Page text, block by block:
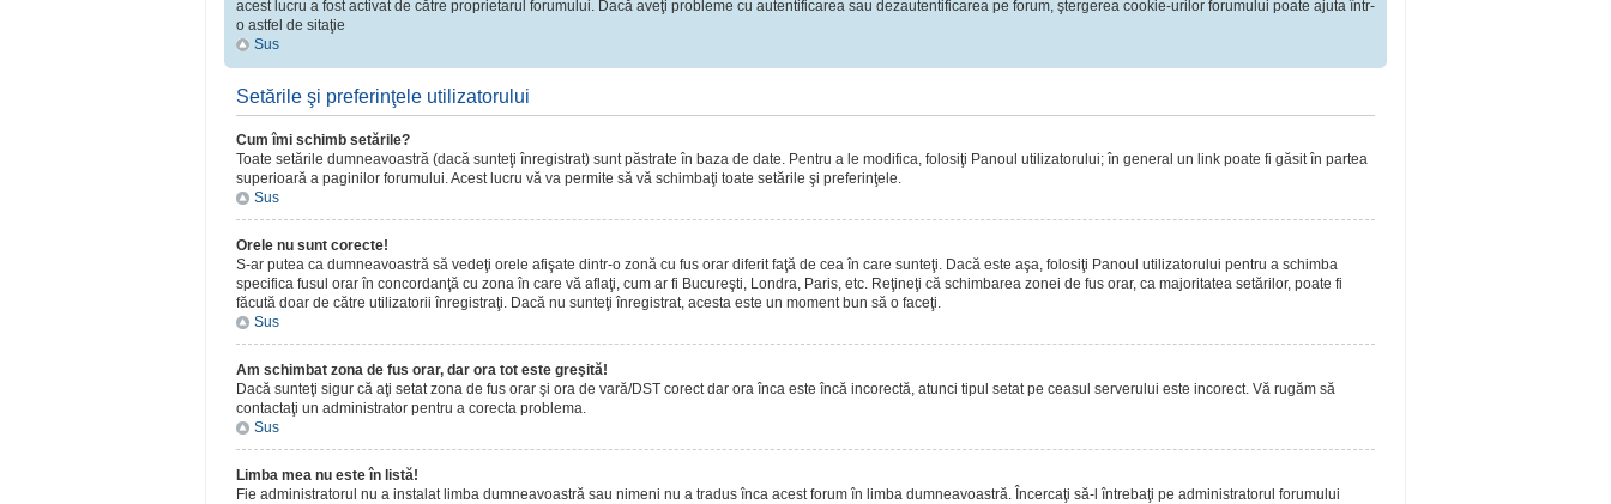
acest lucru a fost activat de către proprietarul forumului. Dacă aveţi probleme cu autentificarea sau dezautentificarea pe forum, ştergerea cookie-urilor forumului poate ajuta într-
o astfel de sitaţie
Sus
Setările şi preferinţele utilizatorului
Cum îmi schimb setările?
Toate setările dumneavoastră (dacă sunteţi înregistrat) sunt păstrate în baza de date. Pentru a le modifica, folosiţi Panoul utilizatorului; în general un link poate fi găsit în partea
superioară a paginilor forumului. Acest lucru vă va permite să vă schimbaţi toate setările şi preferinţele.
Sus
Orele nu sunt corecte!
S-ar putea ca dumneavoastră să vedeţi orele afişate dintr-o zonă cu fus orar diferit faţă de cea în care sunteţi. Dacă este aşa, folosiţi Panoul utilizatorului pentru a schimba
specifica fusul orar în concordanţă cu zona în care vă aflaţi, cum ar fi Bucureşti, Londra, Paris, etc. Reţineţi că schimbarea zonei de fus orar, ca majoritatea setărilor, poate fi
făcută doar de către utilizatorii înregistraţi. Dacă nu sunteţi înregistrat, acesta este un moment bun să o faceţi.
Sus
Am schimbat zona de fus orar, dar ora tot este greşită!
Dacă sunteţi sigur că aţi setat zona de fus orar şi ora de vară/DST corect dar ora înca este încă incorectă, atunci tipul setat pe ceasul serverului este incorect. Vă rugăm să
contactaţi un administrator pentru a corecta problema.
Sus
Limba mea nu este în listă!
Fie administratorul nu a instalat limba dumneavoastră sau nimeni nu a tradus înca acest forum în limba dumneavoastră. Încercaţi să-l întrebaţi pe administratorul forumului